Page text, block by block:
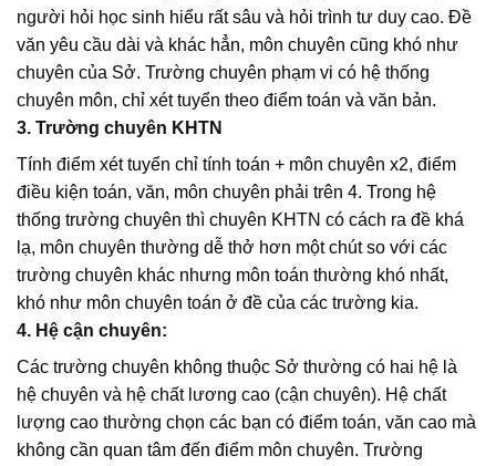
người hỏi học sinh hiểu rất sâu và hỏi trình tư duy cao. Đề
văn yêu cầu dài và khác hẳn, môn chuyên cũng khó như
chuyên của Sở. Trường chuyên phạm vi có hệ thống
chuyên môn, chỉ xét tuyển theo điểm toán và văn bản.
3. Trường chuyên KHTN
Tính điểm xét tuyển chỉ tính toán + môn chuyên x2, điểm
điều kiện toán, văn, môn chuyên phải trên 4. Trong hệ
thống trường chuyên thì chuyên KHTN có cách ra đề khá
lạ, môn chuyên thường dễ thở hơn một chút so với các
trường chuyên khác nhưng môn toán thường khó nhất,
khó như môn chuyên toán ở đề của các trường kia.
4. Hệ cận chuyên:
Các trường chuyên không thuộc Sở thường có hai hệ là
hệ chuyên và hệ chất lương cao (cận chuyên). Hệ chất
lượng cao thường chọn các bạn có điểm toán, văn cao mà
không cần quan tâm đến điểm môn chuyên. Trường